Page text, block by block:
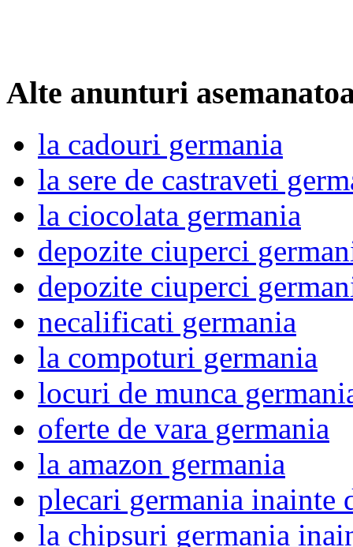
Alte anunturi
la cadouri germania
la sere de castraveti
la ciocolata germania
depozite ciuperci
depozite ciuperci
necalificati germania
la compoturi germania
locuri de munca
oferte de vara germania
la amazon germania
plecari germania inainte
la chipsuri germania